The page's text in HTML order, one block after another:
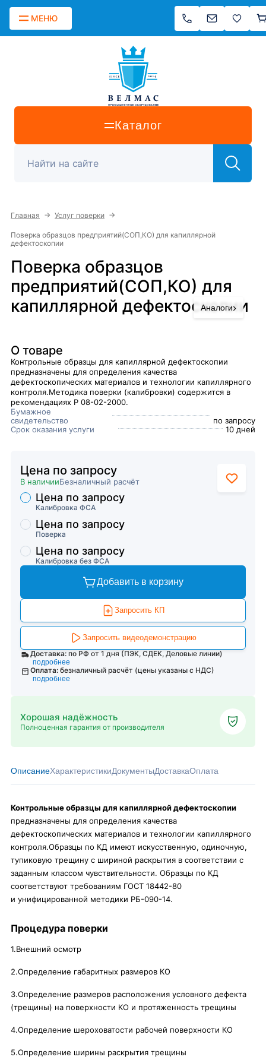
МЕНЮ
Каталог
Главная → Услуг поверки →
Поверка образцов предприятий(СОП,КО) для капиллярной
дефектоскопии
Поверка образцов
предприятий(СОП,КО) для
капиллярной дефектоскопии
Аналоги›
О товаре
Контрольные образцы для капиллярной дефектоскопии
предназначены для определения качества
дефектоскопических материалов и технологии капиллярного
контроля.Методика поверки (калибровки) содержится в
рекомендациях Р 08-02-2000.
Бумажное
свидетельство
по запросу
Срок оказания услуги
10 дней
Цена по запросу
В наличииБезналичный расчёт
Торговые предложения
Калибровка ФСА
Цена по запросу
Поверка
Цена по запросу
Калибровка без ФСА
Цена по запросу
Добавить в корзину
Запросить КП
Запросить видеодемонстрацию
Доставка: по РФ от 1 дня (ПЭК, СДЕК, Деловые линии)
подробнее
Оплата: безналичный расчёт (цены указаны с НДС)
подробнее
Хорошая надёжность
Полноценная гарантия от производителя
ОписаниеХарактеристикиДокументыДоставкаОплата
Контрольные образцы для капиллярной дефектоскопии
предназначены для определения качества
дефектоскопических материалов и технологии капиллярного
контроля.Образцы по КД имеют искусственную, одиночную,
тупиковую трещину с шириной раскрытия в соответствии с
заданным классом чувствительности. Образцы по КД
соответствуют требованиям ГОСТ 18442-80
и унифицированной методики РБ-090-14.
Процедура поверки
1.Внешний осмотр
2.Определение габаритных размеров КО
3.Определение размеров расположения условного дефекта
(трещины) на поверхности КО и протяженность трещины
4.Определение шероховатости рабочей поверхности КО
5.Определение ширины раскрытия трещины